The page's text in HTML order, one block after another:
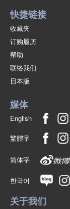
快捷链接
收藏夹
订购履历
帮助
联络我们
日本版
媒体
English
繁體字
简体字
한국어
关于我们